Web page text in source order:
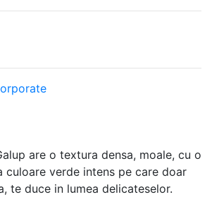
are o textura densa, moale, cu o
culoare verde intens pe care doar
te duce in lumea delicateselor.